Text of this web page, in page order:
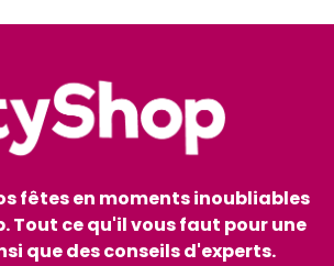
fêtes en moments inoubliables
Tout ce qu'il vous faut pour une
que des conseils d'experts.